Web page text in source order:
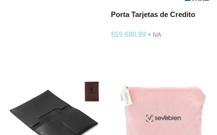
Porta Tarjetas de Credito
$19.680,99 + IVA